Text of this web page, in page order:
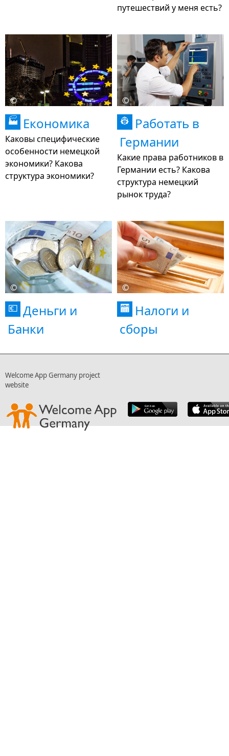
путешествий у меня есть?
©
🏭 Економика
Каковы специфические
особенности немецкой
экономики? Какова
структура экономики?
©
👷
Работать в
Германии
Какие права работников в
Германии есть? Какова
структура немецкий
рынок труда?
©
💶 Деньги и
Банки
©
🏧
Налоги и
сборы
Welcome App Germany project
website